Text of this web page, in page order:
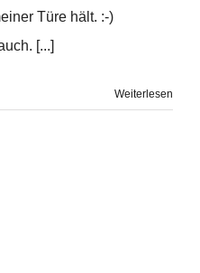
Türe hält. :-)
[...]
Weiterlesen